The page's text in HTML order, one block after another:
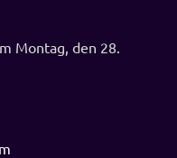
Montag, den 28.